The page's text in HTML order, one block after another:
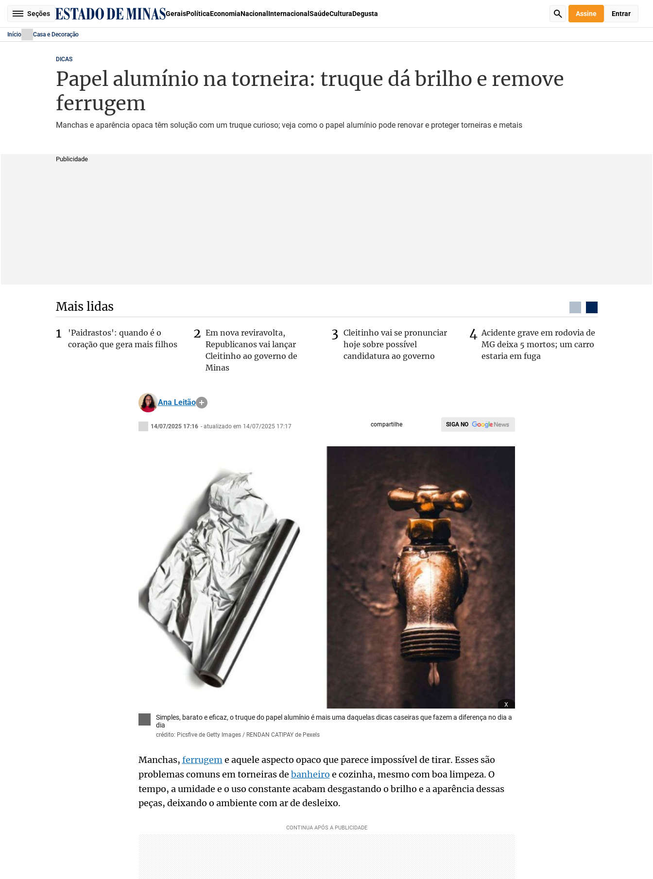
Seções GeraisPolíticaEconomiaNacional Internacional SaúdeCulturaDegusta Assine Entrar
Início Casa e Decoração
DICAS
Papel alumínio na torneira: truque dá brilho e remove
ferrugem
Manchas e aparência opaca têm solução com um truque curioso; veja como o papel alumínio pode renovar e proteger torneiras e metais
Publicidade
Mais lidas
'Paidrastos': quando é o
coração que gera mais filhos
Em nova reviravolta,
Republicanos vai lançar
Cleitinho ao governo de
Minas
Cleitinho vai se pronunciar
hoje sobre possível
candidatura ao governo
Acidente grave em rodovia de
MG deixa 5 mortos; um carro
estaria em fuga
Ana Leitão
14/07/2025 17:16 - atualizado em 14/07/2025 17:17 compartilhe SIGA NO
x
Simples, barato e eficaz, o truque do papel alumínio é mais uma daquelas dicas caseiras que fazem a diferença no dia a
dia
crédito: Picsfive de Getty Images / RENDAN CATIPAY de Pexels
Manchas, ferrugeme aquele aspecto opaco que parece impossível de tirar. Esses são
problemas comuns em torneiras de banheiro e cozinha, mesmo com boa limpeza. O
tempo, a umidade e o uso constante acabam desgastando o brilho e a aparência dessas
peças, deixando o ambiente com ar de desleixo.